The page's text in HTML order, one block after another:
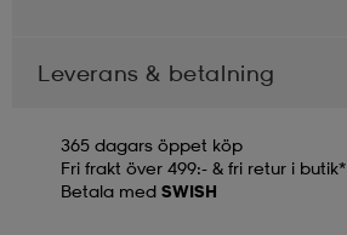
Leverans & betalning
365 dagars öppet köp
Fri frakt över 499:- & fri retur i butik*
Betala med SWISH